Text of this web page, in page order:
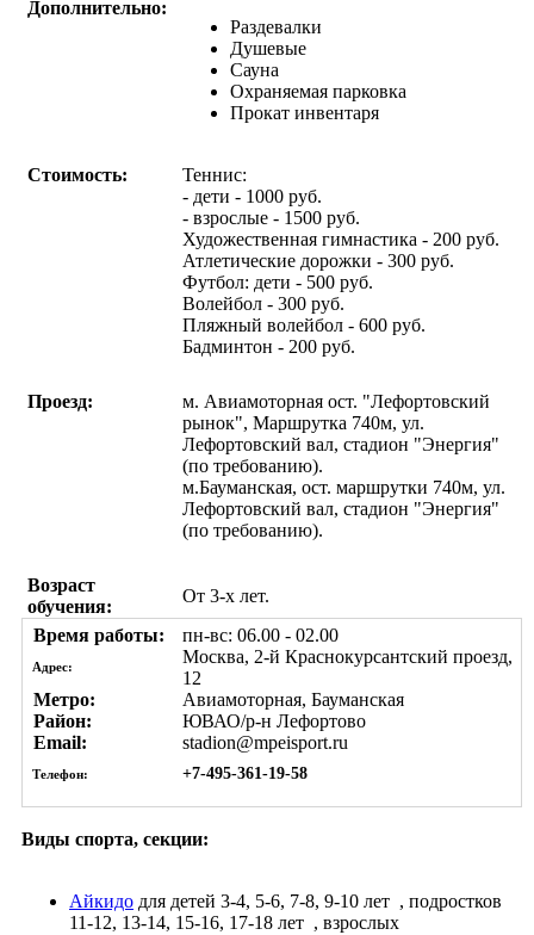
Дополнительно:
Раздевалки
Душевые
Сауна
Охраняемая парковка
Прокат инвентаря
Стоимость:
Теннис:
- дети - 1000 руб.
- взрослые - 1500 руб.
Художественная гимнастика - 200 руб.
Атлетические дорожки - 300 руб.
Футбол: дети - 500 руб.
Волейбол - 300 руб.
Пляжный волейбол - 600 руб.
Бадминтон - 200 руб.
Проезд:
м. Авиамоторная ост. "Лефортовский
рынок", Маршрутка 740м, ул.
Лефортовский вал, стадион "Энергия"
(по требованию).
м.Бауманская, ост. маршрутки 740м, ул.
Лефортовский вал, стадион "Энергия"
(по требованию).
Возраст
обучения:
От 3-х лет.
Время работы:
пн-вс: 06.00 - 02.00
Адрес:
Москва, 2-й Краснокурсантский проезд,
12
Метро:
Авиамоторная, Бауманская
Район:
ЮВАО/р-н Лефортово
Email:
stadion@mpeisport.ru
Телефон: +7-495-361-19-58
Виды спорта, секции:
Айкидо для детей 3-4, 5-6, 7-8, 9-10 лет , подростков
11-12, 13-14, 15-16, 17-18 лет , взрослых